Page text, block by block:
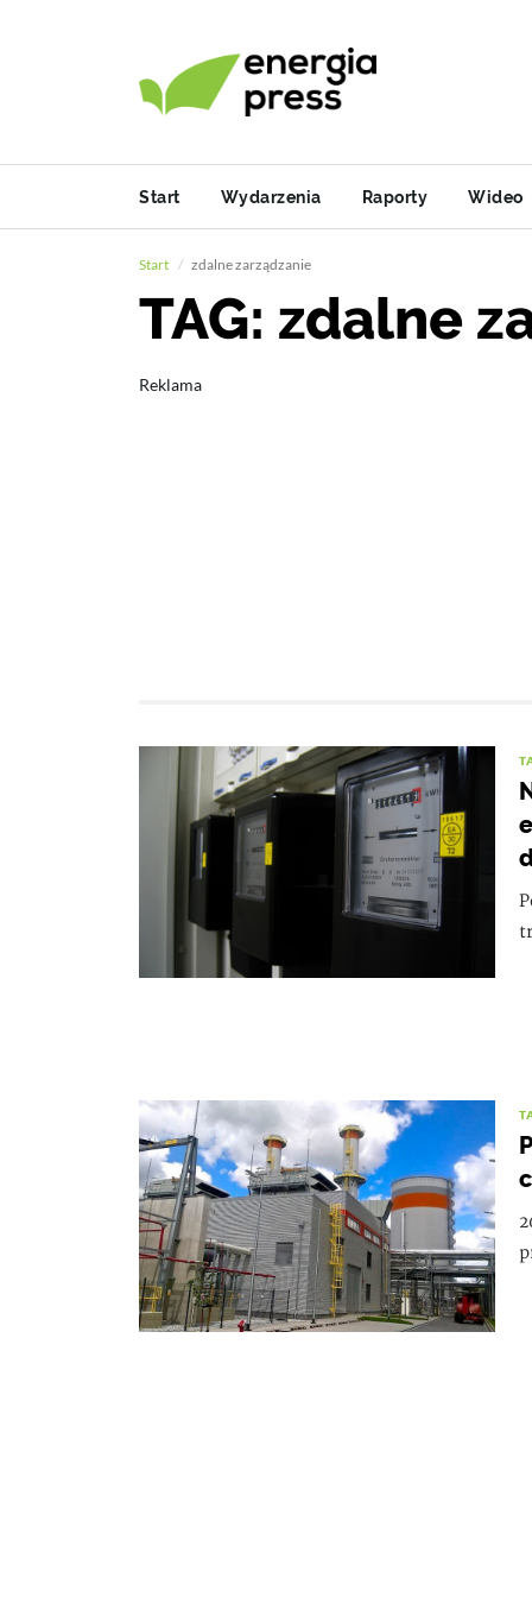
Start Wydarzenia Raporty Wideo
Start zdalne zarządzanie
TAG: zdalne
Reklama